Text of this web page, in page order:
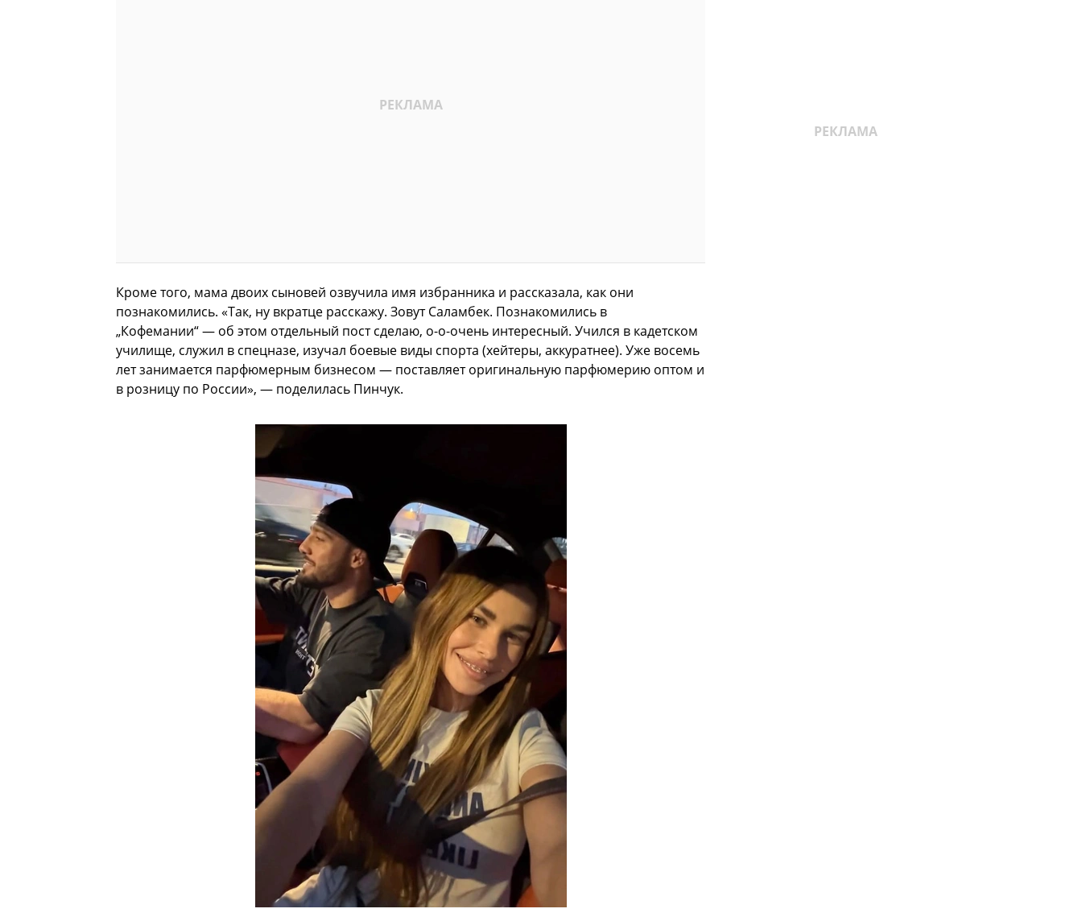
Кроме того, мама двоих сыновей озвучила имя избранника и рассказала, как они
познакомились. «Так, ну вкратце расскажу. Зовут Саламбек. Познакомились в
„Кофемании“ — об этом отдельный пост сделаю, о-о-очень интересный. Учился в кадетском
училище, служил в спецназе, изучал боевые виды спорта (хейтеры, аккуратнее). Уже восемь
лет занимается парфюмерным бизнесом — поставляет оригинальную парфюмерию оптом и
в розницу по России», — поделилась Пинчук.